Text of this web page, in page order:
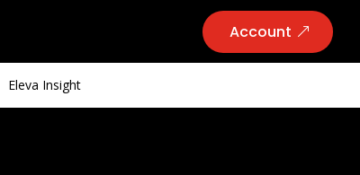
Account
Eleva Insight